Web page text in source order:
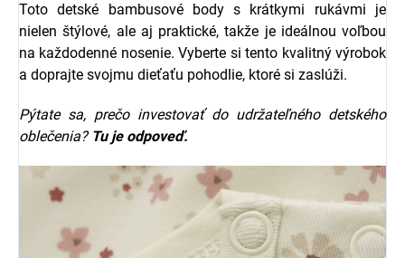
Toto detské bambusové body s krátkymi rukávmi je
nielen štýlové, ale aj praktické, takže je ideálnou voľbou
na každodenné nosenie. Vyberte si tento kvalitný výrobok
a doprajte svojmu dieťaťu pohodlie, ktoré si zaslúži.
Pýtate sa, prečo investovať do udržateľného detského
oblečenia? Tu je odpoveď.